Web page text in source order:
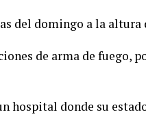
del domingo a la altura
de arma de fuego,
hospital donde su